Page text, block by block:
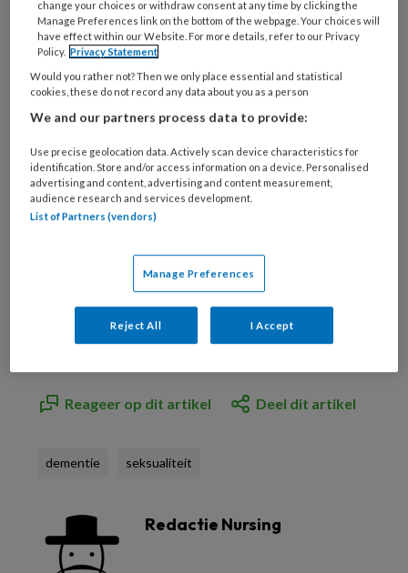
Wil je dit artikel lezen?
Neem een maandabonnement op TVV
voor maar €6,- per maand!
Onbeperkt alle premium artikelen lezen
Verdien accreditatiepunten met TVV
Check
Bekijk de mogelijkheden
Al abonnee?Log dan in
Reageer op dit artikel Deel dit artikel
dementie seksualiteit
Redactie Nursing
change your choices or withdraw consent at any time by clicking the
Manage Preferences link on the bottom of the webpage. Your choices will
have effect within our Website. For more details, refer to our Privacy
Policy. Privacy Statement
Would you rather not? Then we only place essential and statistical
cookies, these do not record any data about you as a person
We and our partners process data to provide:
Use precise geolocation data. Actively scan device characteristics for
identification. Store and/or access information on a device. Personalised
advertising and content, advertising and content measurement,
audience research and services development.
List of Partners (vendors)
Manage Preferences
Reject All I Accept